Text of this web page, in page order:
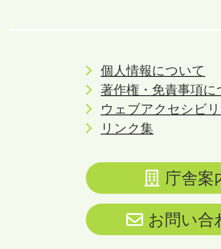
個人情報について
著作権・免責事項
ウェブアクセシビ
リンク集
庁舎案
お問い合